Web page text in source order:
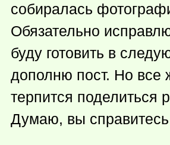
собиралась
Обязательно
буду готовить в
дополню пост. Но все
терпится поделиться
Думаю, вы